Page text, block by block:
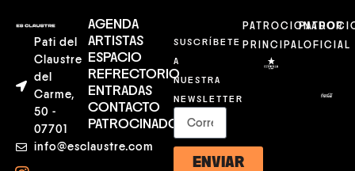
Pati del
Claustre
del
Carme,
50 -
07701
info@esclaustre.com
AGENDA
ARTISTAS
ESPACIO
REFRECTORIO
ENTRADAS
CONTACTO
PATROCINADORES
SUSCRÍBETE
A
NUESTRA
NEWSLETTER
ENVIAR
PATROCIONADOR
PRINCIPALOFICIAL